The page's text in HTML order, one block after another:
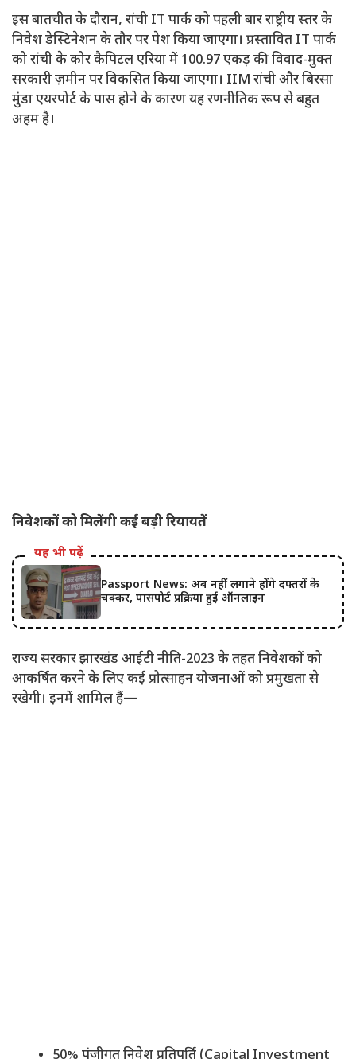
इस बातचीत के दौरान, रांची IT पार्क को पहली बार राष्ट्रीय स्तर के
निवेश डेस्टिनेशन के तौर पर पेश किया जाएगा। प्रस्तावित IT पार्क
को रांची के कोर कैपिटल एरिया में 100.97 एकड़ की विवाद-मुक्त
सरकारी ज़मीन पर विकसित किया जाएगा। IIM रांची और बिरसा
मुंडा एयरपोर्ट के पास होने के कारण यह रणनीतिक रूप से बहुत
अहम है।
निवेशकों को मिलेंगी कई बड़ी रियायतें
यह भी पढ़ें
Passport News: अब नहीं लगाने होंगे दफ्तरों के
चक्कर, पासपोर्ट प्रक्रिया हुई ऑनलाइन
राज्य सरकार झारखंड आईटी नीति-2023 के तहत निवेशकों को
आकर्षित करने के लिए कई प्रोत्साहन योजनाओं को प्रमुखता से
रखेगी। इनमें शामिल हैं—